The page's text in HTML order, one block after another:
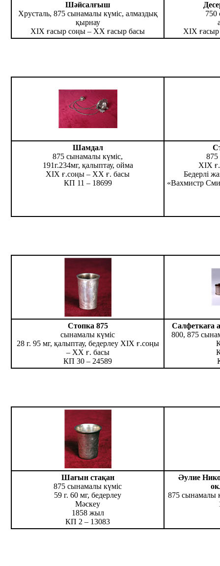
Шәйсалғыш
Хрусталь, 875 сынамалы күміс, алмаздық
қырнау
ХІХ ғасыр соңы – ХХ ғасыр басы
750
ХІХ
Шамдал
875 сынамалы күміс,
191г.234мг, қалыптау, ойма
ХІХ ғ.соңы – ХХ ғ. басы
КП 11 – 18699
875
ХІХ
Бедерлі
«Вахмистр
Стопка 875
сынамалы күміс
28 г. 95 мг, қалыптау, бедерлеу ХІХ ғ.соңы
– ХХ ғ. басы
КП 30 – 24589
800, 875
Шағын стақан
875 сынамалы күміс
59 г. 60 мг, бедерлеу
Мәскеу
1858 жыл
КП 2 – 13083
Әулие
875 сынамалы